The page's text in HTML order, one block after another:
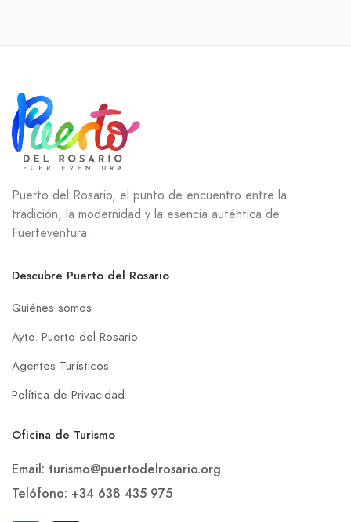
Puerto del Rosario, el punto de encuentro entre la
tradición, la modernidad y la esencia auténtica de
Fuerteventura.
Descubre Puerto del Rosario
Quiénes somos
Ayto. Puerto del Rosario
Agentes Turísticos
Política de Privacidad
Oficina de Turismo
Email: turismo@puertodelrosario.org
Telófono: +34 638 435 975